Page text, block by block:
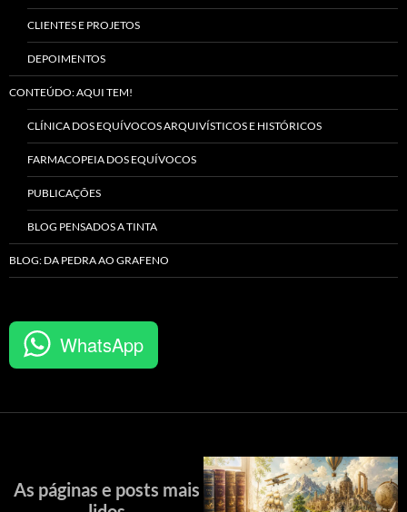
CLIENTES E PROJETOS
DEPOIMENTOS
CONTEÚDO: AQUI TEM!
CLÍNICA DOS EQUÍVOCOS ARQUIVÍSTICOS E HISTÓRICOS
FARMACOPEIA DOS EQUÍVOCOS
PUBLICAÇÕES
BLOG PENSADOS A TINTA
BLOG: DA PEDRA AO GRAFENO
WhatsApp
As páginas e posts mais